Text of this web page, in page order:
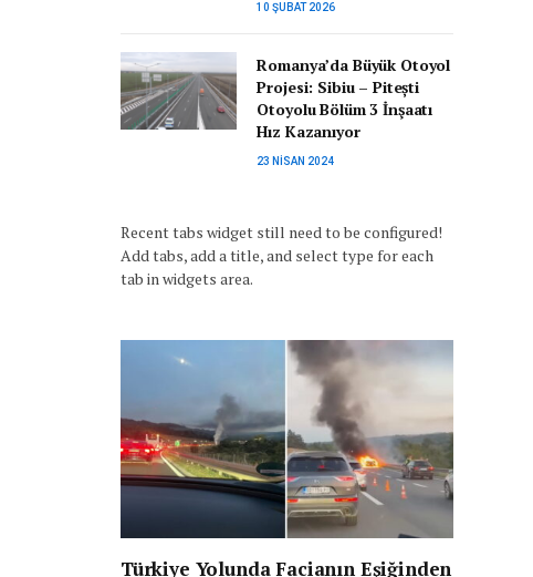
10 ŞUBAT 2026
Romanya’da Büyük Otoyol
Projesi: Sibiu – Pitești
Otoyolu Bölüm 3 İnşaatı
Hız Kazanıyor
23 NISAN 2024
Recent tabs widget still need to be configured!
Add tabs, add a title, and select type for each
tab in widgets area.
Türkiye Yolunda Facianın Eşiğinden